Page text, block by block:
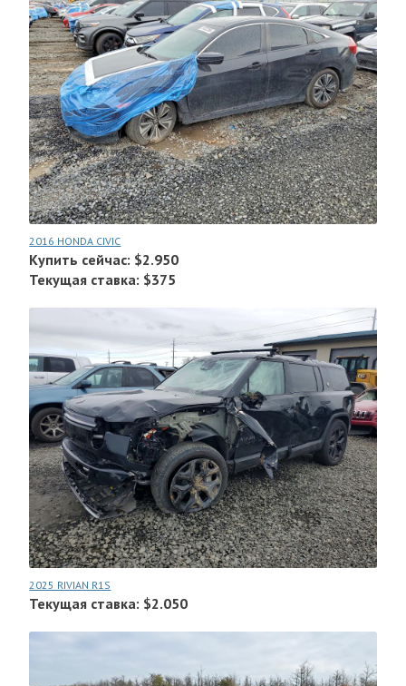
2016 HONDA CIVIC
Купить сейчас: $2.950
Текущая ставка: $375
2025 RIVIAN R1S
Текущая ставка: $2.050